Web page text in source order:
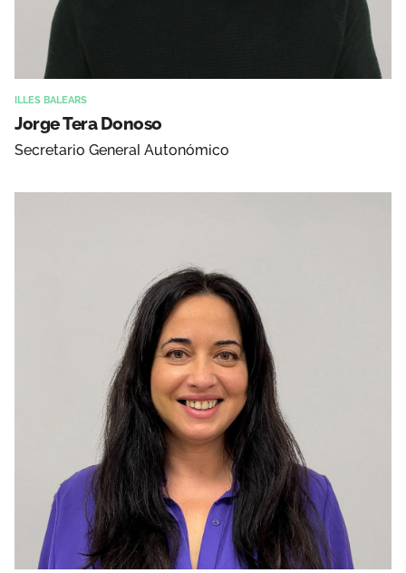
ILLES BALEARS
Jorge Tera Donoso
Secretario General Autonómico